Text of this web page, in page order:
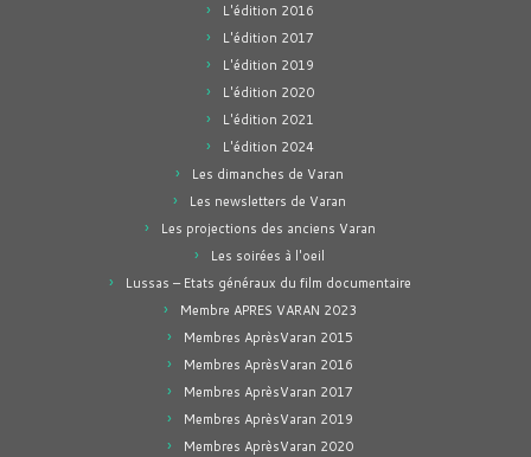
L'édition 2016
L'édition 2017
L'édition 2019
L'édition 2020
L'édition 2021
L'édition 2024
Les dimanches de Varan
Les newsletters de Varan
Les projections des anciens Varan
Les soirées à l'oeil
Lussas – Etats généraux du film documentaire
Membre APRES VARAN 2023
Membres AprèsVaran 2015
Membres AprèsVaran 2016
Membres AprèsVaran 2017
Membres AprèsVaran 2019
Membres AprèsVaran 2020